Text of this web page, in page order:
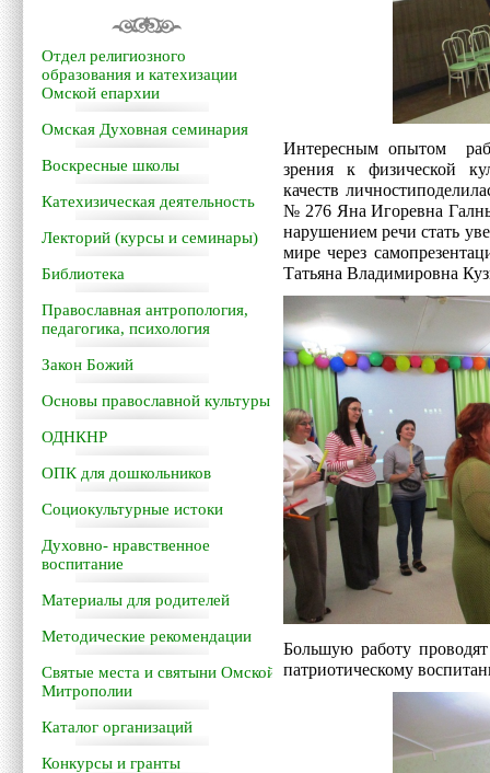
Отдел религиозного
образования и катехизации
Омской епархии
Омская Духовная семинария
Воскресные школы
Катехизическая деятельность
Лекторий (курсы и семинары)
Библиотека
Православная антропология,
педагогика, психология
Закон Божий
Основы православной культуры
ОДНКНР
ОПК для дошкольников
Социокультурные истоки
Духовно- нравственное
воспитание
Материалы для родителей
Методические рекомендации
Святые места и святыни Омской
Митрополии
Каталог организаций
Конкурсы и гранты
Интересным опытом
зрения к физической
качеств
№ 276 Яна Игоревна
нарушением речи стать
мире через
Татьяна Владимировна
Большую работу
патриотическому